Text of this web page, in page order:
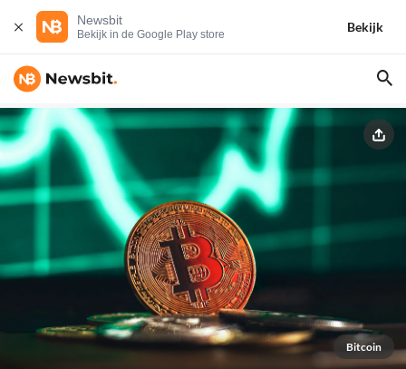
Newsbit
Bekijk in de Google Play store
Bekijk
Bitcoin